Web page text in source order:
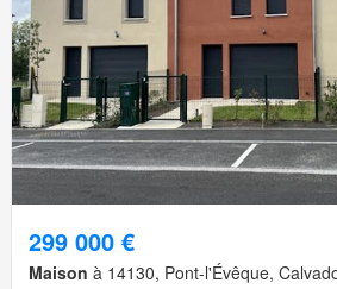
299 000 €
Maison à 14130, Pont-l'Évêque,